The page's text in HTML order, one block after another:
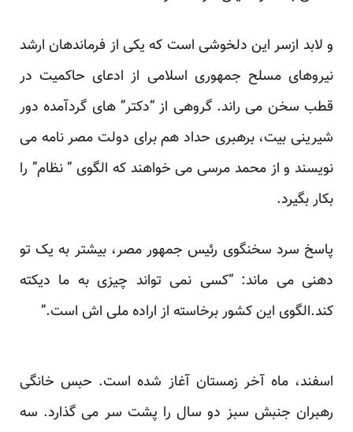
و لابد ازسر این دلخوشی است که یکی از فرماندهان ارشد
نیروهای مسلح جمهوری اسلامی از ادعای حاکمیت در
قطب سخن می راند. گروهی از “دکتر” های گردآمده دور
شیرینی بیت، برهبری حداد هم برای دولت مصر نامه می
نویسند و از محمد مرسی می خواهند که الگوی “ نظام” را
بکار بگیرد.
پاسخ سرد سخنگوی رئیس جمهور مصر، بیشتر به یک تو
دهنی می ماند: “کسی نمی تواند چیزی به ما دیکته
کند.الگوی این کشور برخاسته از اراده ملی اش است.”
اسفند، ماه آخر زمستان آغاز شده است. حبس خانگی
رهبران جنبش سبز دو سال را پشت سر می گذارد. سه